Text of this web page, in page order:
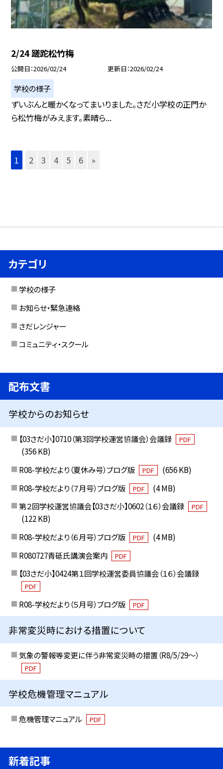
2/24 蹉跎松竹梅
公開日 2026/02/24 更新日 2026/02/24
学校の様子
ずいぶんと暖かくなってまいりました。さだ小学校の正門か
ら松竹梅がみえます。素晴ら...
1 2 3 4 5 6 »
カテゴリ
学校の様子
お知らせ・緊急連絡
さだレンジャー
コミュニティ・スクール
配布文書
学校からのお知らせ
【03さだ小】0710（第3回学校運営協議会）会議録 PDF
(356 KB)
R08-学校だより（夏休み号）ブログ版
PDF
(656 KB)
R08-学校だより（７月号）ブログ版
PDF
(4 MB)
第２回学校運営協議会【03さだ小】0602（１６）会議録
PDF
(122 KB)
R08-学校だより（６月号）ブログ版
PDF
(4 MB)
R080727青砥氏講演会案内
PDF
【03さだ小】0424第１回学校運営委員協議会（１６）会議録
PDF
R08-学校だより（５月号）ブログ版 PDF
非常変災時における措置について
気象の警報等変更に伴う非常変災時の措置（R8/5/29〜）
PDF
学校危機管理マニュアル
危機管理マニュアル PDF
新着記事